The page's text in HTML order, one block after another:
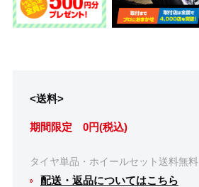
<送料>
期間限定 0円(税込)
タイヤ単品・ホイールセット送料無料
配送・返品についてはこちら